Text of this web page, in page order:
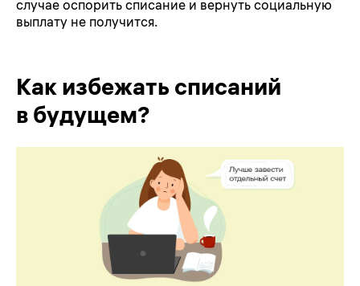
случае оспорить списание и вернуть социальную
выплату не получится.
Как избежать списаний
в будущем?